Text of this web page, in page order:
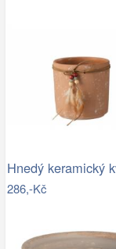
286,-Kč